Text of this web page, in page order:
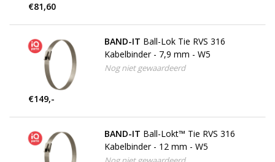
€81,60
BAND-IT Ball-Lok Tie RVS 316
Kabelbinder - 7,9 mm - W5
Nog niet gewaardeerd
€149,-
BAND-IT Ball-Lokt™ Tie RVS 316
Kabelbinder - 12 mm - W5